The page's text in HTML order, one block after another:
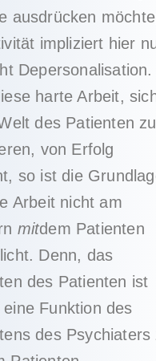
ausdrücken
impliziert hier
Depersonalisation.
harte Arbeit,
des Patienten zu
von Erfolg
so ist die
Arbeit nicht am
mitdem Patienten
Denn, das
des Patienten ist
Funktion des
des Psychiaters